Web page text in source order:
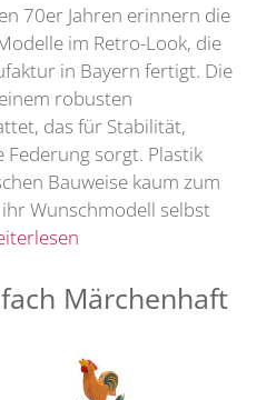
70er Jahren erinnern die
im Retro-Look, die
in Bayern fertigt. Die
robusten
das für Stabilität,
sorgt. Plastik
Bauweise kaum zum
Wunschmodell selbst
Märchenhaft